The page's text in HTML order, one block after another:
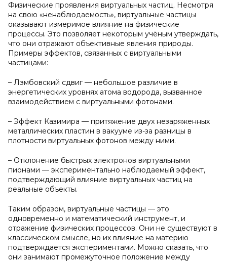
Физические проявления виртуальных частиц. Несмотря
на свою «ненаблюдаемость», виртуальные частицы
оказывают измеримое влияние на физические
процессы. Это позволяет некоторым учёным утверждать,
что они отражают объективные явления природы.
Примеры эффектов, связанных с виртуальными
частицами:
– Лэмбовский сдвиг — небольшое различие в
энергетических уровнях атома водорода, вызванное
взаимодействием с виртуальными фотонами.
– Эффект Казимира — притяжение двух незаряженных
металлических пластин в вакууме из-за разницы в
плотности виртуальных фотонов между ними.
– Отклонение быстрых электронов виртуальными
пионами — экспериментально наблюдаемый эффект,
подтверждающий влияние виртуальных частиц на
реальные объекты.
Таким образом, виртуальные частицы — это
одновременно и математический инструмент, и
отражение физических процессов. Они не существуют в
классическом смысле, но их влияние на материю
подтверждается экспериментами. Можно сказать, что
они занимают промежуточное положение между